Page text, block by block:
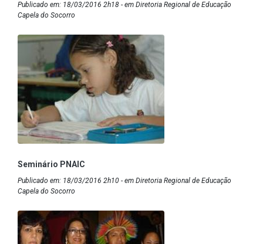
Publicado em: 18/03/2016 2h18 - em Diretoria Regional de Educação
Capela do Socorro
Seminário PNAIC
Publicado em: 18/03/2016 2h10 - em Diretoria Regional de Educação
Capela do Socorro